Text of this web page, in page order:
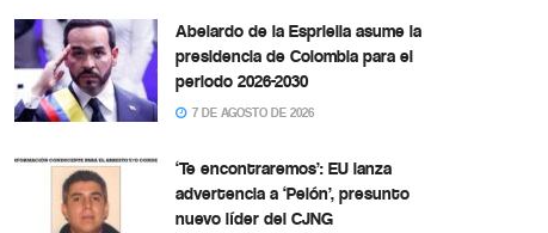
Abelardo de la Espriella asume la
presidencia de Colombia para el
periodo 2026-2030
7 DE AGOSTO DE 2026
‘Te encontraremos’: EU lanza
advertencia a ‘Pelón’, presunto
nuevo líder del CJNG